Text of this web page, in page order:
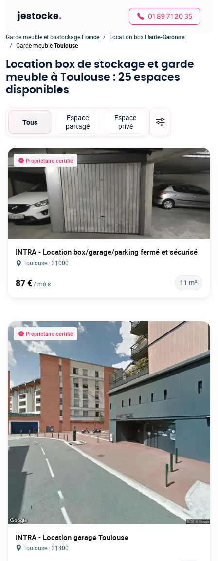
jestocke. 01 89 71 20 35
Garde meuble et costockageFrance Location boxHaute-Garonne
Garde meubleToulouse
Location box de stockage et garde
meuble à Toulouse : 25 espaces
disponibles
Tous
Espace
partagé
Espace
privé
Propriétaire certifié
INTRA - Location box/garage/parking fermé et sécurisé
Toulouse · 31000
87 €/ mois 11 m²
Propriétaire certifié
INTRA - Location garage Toulouse
Toulouse · 31400